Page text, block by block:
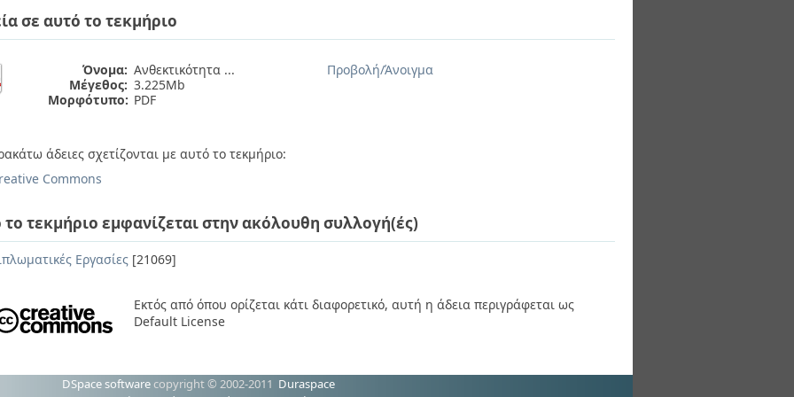
σε αυτό το τεκμήριο
Όνομα: Ανθεκτικότητα ...
Μέγεθος: 3.225Mb
Μορφότυπο: PDF
Προβολή/Άνοιγμα
άδειες σχετίζονται με αυτό το τεκμήριο:
Commons
το τεκμήριο εμφανίζεται στην ακόλουθη συλλογή(ές)
Εργασίες [21069]
Εκτός από όπου ορίζεται κάτι διαφορετικό, αυτή η άδεια περιγράφεται ως
Default License
DSpace software copyright © 2002-2011 Duraspace